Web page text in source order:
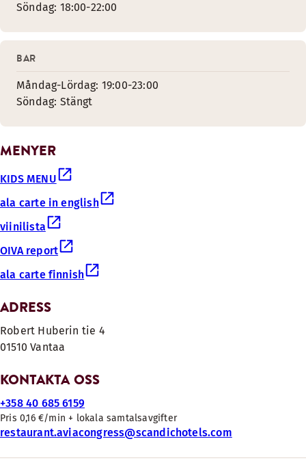
Söndag: 18:00-22:00
BAR
Måndag-Lördag: 19:00-23:00
Söndag: Stängt
MENYER
KIDS MENU
ala carte in english
viinilista
OIVA report
ala carte finnish
ADRESS
Robert Huberin tie 4
01510 Vantaa
KONTAKTA OSS
+358 40 685 6159
Pris 0,16 €/min + lokala samtalsavgifter
restaurant.aviacongress@scandichotels.com